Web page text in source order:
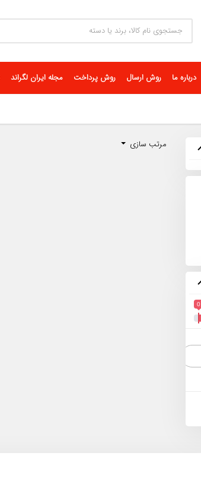
درباره ما روش ارسال روش پرداخت مجله ایران لگراند
0
مرتب سازی